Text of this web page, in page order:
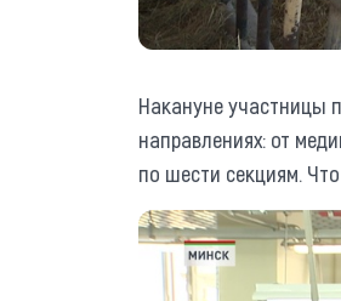
Накануне участницы
направлениях: от
по шести секциям.